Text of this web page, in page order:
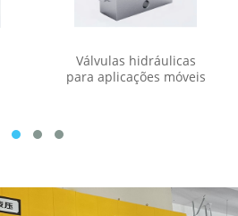
Válvulas hidráulicas
para aplicações móveis